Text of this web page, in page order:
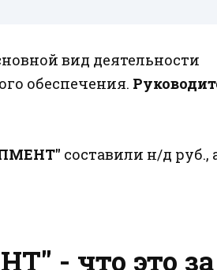
вид деятельности
обеспечения.
составили н/д руб.,
- что это за